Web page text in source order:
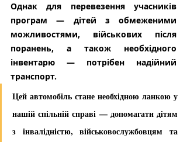
Однак для перевезення учасників
програм — дітей з обмеженими
можливостями, військових після
поранень, а також необхідного
інвентарю — потрібен надійний
транспорт.
Цей автомобіль стане необхідною ланкою у
нашій спільній справі — допомагати дітям
з інвалідністю, військовослужбовцям та